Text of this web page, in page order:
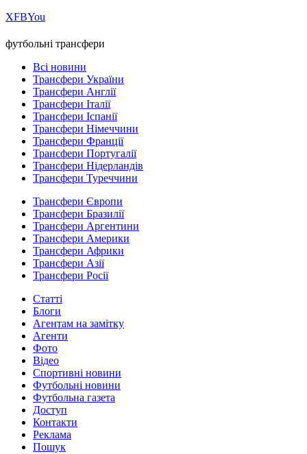
ХFBYou
футбольні трансфери
Всі новини
Трансфери України
Трансфери Англії
Трансфери Італії
Трансфери Іспанії
Трансфери Німеччини
Трансфери Франції
Трансфери Португалії
Трансфери Нідерландів
Трансфери Туреччини
Трансфери Європи
Трансфери Бразилії
Трансфери Аргентини
Трансфери Америки
Трансфери Африки
Трансфери Азії
Трансфери Росії
Статті
Блоги
Агентам на замітку
Агенти
Фото
Відео
Спортивні новини
Футбольні новини
Футбольна газета
Доступ
Контакти
Реклама
Пошук